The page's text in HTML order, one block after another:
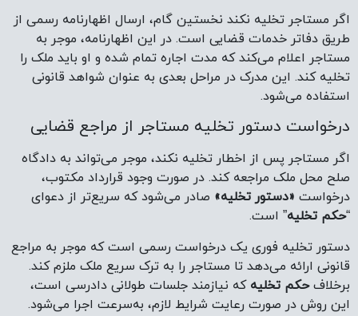
اگر مستاجر تخلیه نکند نخستین گام، ارسال اظهارنامه رسمی از
طریق دفاتر خدمات قضایی است. در این اظهارنامه، موجر به
مستاجر اعلام می‌کند که مدت اجاره تمام شده و او باید ملک را
تخلیه کند. این مدرک در مراحل بعدی به عنوان شواهد قانونی
استفاده می‌شود.
درخواست دستور تخلیه مستاجر از مراجع قضایی
اگر مستاجر پس از اخطار تخلیه نکند، موجر می‌تواند به دادگاه
صلح محل ملک مراجعه کند. در صورت وجود قرارداد مکتوب،
درخواست «دستور تخلیه» صادر می‌شود که سریع‌تر از دعوای
“حکم تخلیه” است.
دستور تخلیه فوری یک درخواست رسمی است که موجر به مراجع
قانونی ارائه می‌دهد تا مستاجر را به ترک سریع ملک ملزم کند.
برخلافحکم تخلیه که نیازمند جلسات طولانی دادرسی است،
این روش در صورت رعایت شرایط لازم، به‌سرعت اجرا می‌شود.